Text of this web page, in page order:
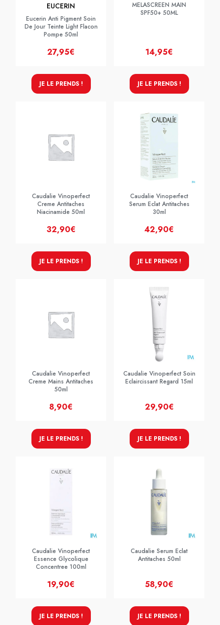
EUCERIN
Eucerin Anti Pigment Soin
De Jour Teinte Light Flacon
Pompe 50ml
27,95€
JE LE PRENDS !
MELASCREEN MAIN
SPF50+ 50ML
14,95€
JE LE PRENDS !
Caudalie Vinoperfect
Creme Antitaches
Niacinamide 50ml
32,90€
JE LE PRENDS !
Caudalie Vinoperfect
Serum Eclat Antitaches
30ml
42,90€
JE LE PRENDS !
Caudalie Vinoperfect
Creme Mains Antitaches
50ml
8,90€
JE LE PRENDS !
Caudalie Vinoperfect Soin
Eclaircissant Regard 15ml
29,90€
JE LE PRENDS !
Caudalie Vinoperfect
Essence Glycolique
Concentree 100ml
19,90€
JE LE PRENDS !
Caudalie Serum Eclat
Antitaches 50ml
58,90€
JE LE PRENDS !